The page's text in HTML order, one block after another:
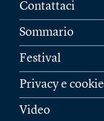
Contattaci
Sommario
Festival
Privacy e cookie
Video